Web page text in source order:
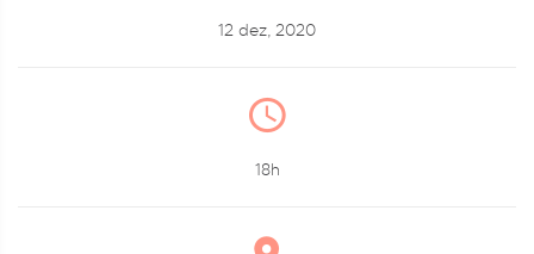
12 dez, 2020
18h